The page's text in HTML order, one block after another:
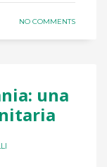
NO COMMENTS
una